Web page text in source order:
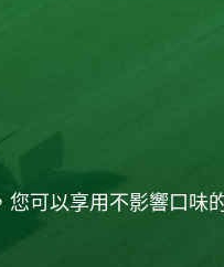
您可以享用不影響口味